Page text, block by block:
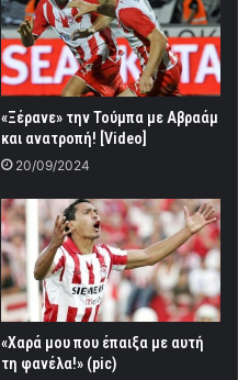
«Ξέρανε» την Τούμπα με Αβραάμ
και ανατροπή! [Video]
20/09/2024
«Χαρά μου που έπαιξα με αυτή
τη φανέλα!» (pic)